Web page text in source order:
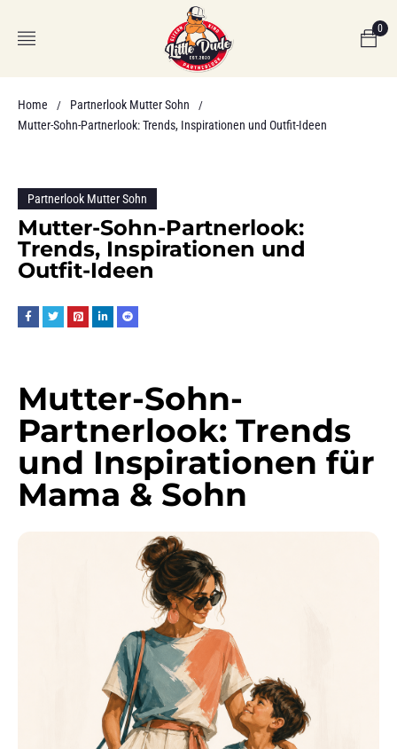
0
Home / Partnerlook Mutter Sohn /
Mutter-Sohn-Partnerlook: Trends, Inspirationen und Outfit-Ideen
Partnerlook Mutter Sohn
Mutter-Sohn-Partnerlook:
Trends, Inspirationen und
Outfit-Ideen
Mutter-Sohn-
Partnerlook: Trends
und Inspirationen für
Mama & Sohn